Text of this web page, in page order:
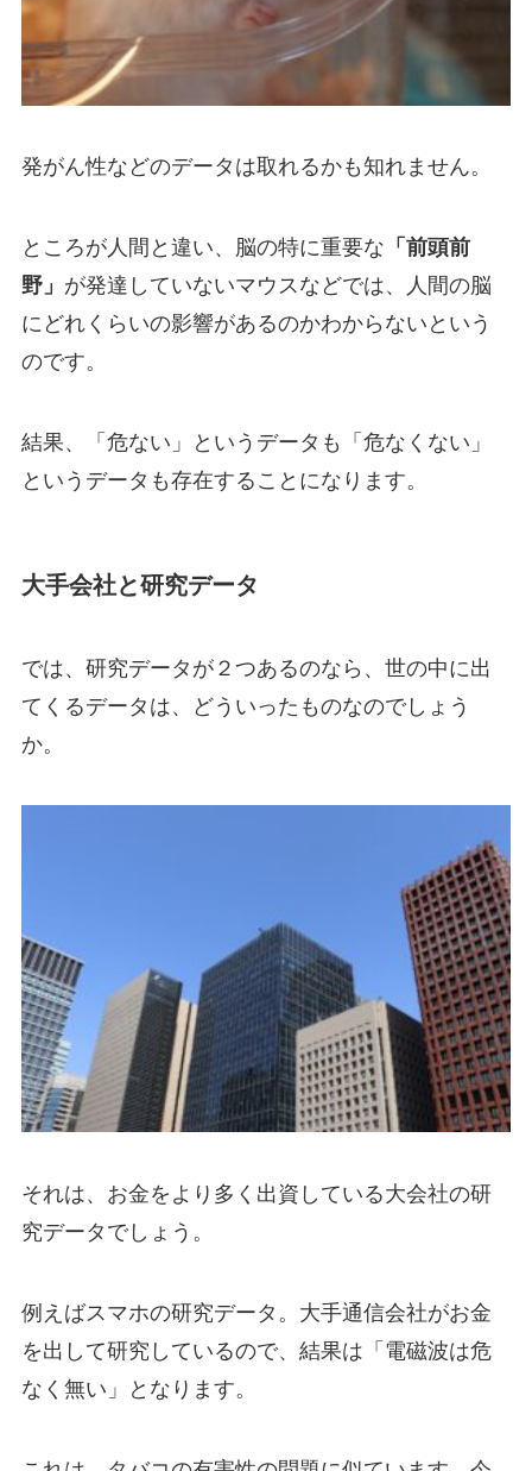
発がん性などのデータは取れるかも知れません。
ところが人間と違い、脳の特に重要な 「前頭前
野」 が発達していないマウスなどでは、
人間の脳
にどれくらいの影響があるのかわからない という
のです。
結果、「危ない」というデータも「危なくない」
というデータも存在することになります。
大手会社と研究データ
では、研究データが２つあるのなら、世の中に出
てくるデータは、どういったものなのでしょう
か。
それは、お金をより多く出資している大会社の研
究データでしょう。
例えばスマホの研究データ。大手通信会社がお金
を出して研究しているので、結果は「電磁波は危
なく無い」となります。